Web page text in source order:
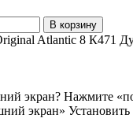
В корзину
Atlantic 8 К471
экран? Нажмите
экран» Установить